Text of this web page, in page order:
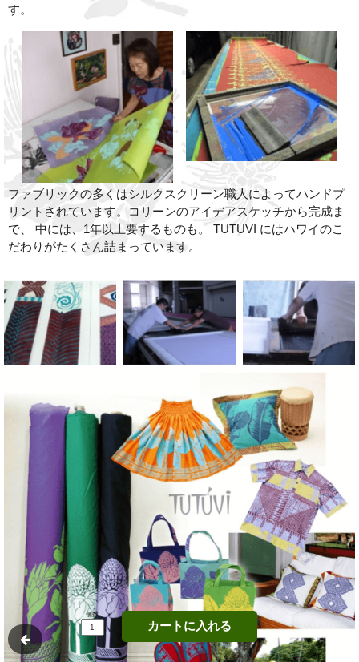
す。
ファブリックの多くはシルクスクリーン職人によってハンドプ
リントされています。コリーンのアイデアスケッチから完成ま
で、 中には、1年以上要するものも。 TUTUVI にはハワイのこ
だわりがたくさん詰まっています。
個数
カートに入れる